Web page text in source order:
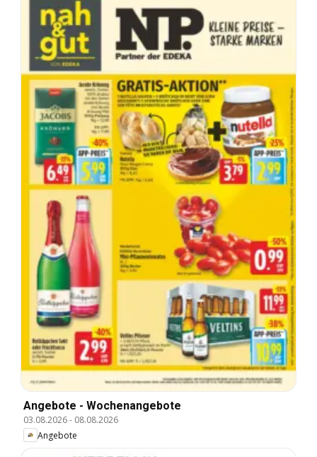
Angebote - Wochenangebote
03.08.2026- 08.08.2026
Angebote